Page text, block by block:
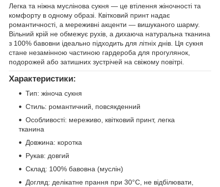
Легка та ніжна муслінова сукня — це втілення жіночності та
комфорту в одному образі. Квітковий принт надає
романтичності, а мереживні акценти — вишуканого шарму.
Вільний крій не обмежує рухів, а дихаюча натуральна тканина
з 100% бавовни ідеально підходить для літніх днів. Ця сукня
стане незамінною частиною гардероба для прогулянок,
подорожей або затишних зустрічей на свіжому повітрі.
Характеристики:
Тип: жіноча сукня
Стиль: романтичний, повсякденний
Особливості: мереживо, квітковий принт, легка
тканина
Довжина: коротка
Рукав: довгий
Склад: 100% бавовна (муслін)
Догляд: делікатне прання при 30°C, не відбілювати,